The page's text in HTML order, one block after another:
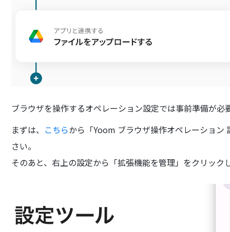
ブラウザを操作するオペレーション設定では事前準備が必
まずは、 こちらから「Yoom ブラウザ操作オペレーショ
さい。
そのあと、右上の設定から「拡張機能を管理」をクリッ